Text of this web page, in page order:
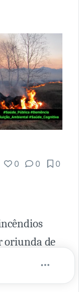
0 0 0
oriunda de